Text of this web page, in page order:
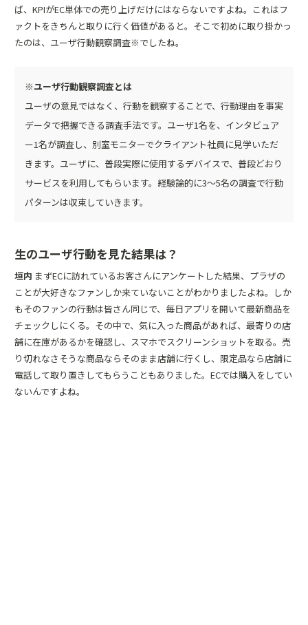
ば、KPIがEC単体での売り上げだけにはならないですよね。これはフ
ァクトをきちんと取りに行く価値があると。そこで初めに取り掛かっ
たのは、ユーザ行動観察調査※でしたね。
※ユーザ行動観察調査とは
ユーザの意見ではなく、行動を観察することで、行動理由を事実
データで把握できる調査手法です。ユーザ1名を、インタビュア
ー1名が調査し、別室モニターでクライアント社員に見学いただ
きます。ユーザに、普段実際に使用するデバイスで、普段どおり
サービスを利用してもらいます。経験論的に3～5名の調査で行動
パターンは収束していきます。
生のユーザ行動を見た結果は？
垣内 まずECに訪れているお客さんにアンケートした結果、プラザの
ことが大好きなファンしか来ていないことがわかりましたよね。しか
もそのファンの行動は皆さん同じで、毎日アプリを開いて最新商品を
チェックしにくる。その中で、気に入った商品があれば、最寄りの店
舗に在庫があるかを確認し、スマホでスクリーンショットを取る。売
り切れなさそうな商品ならそのまま店舗に行くし、限定品なら店舗に
電話して取り置きしてもらうこともありました。ECでは購入をしてい
ないんですよね。